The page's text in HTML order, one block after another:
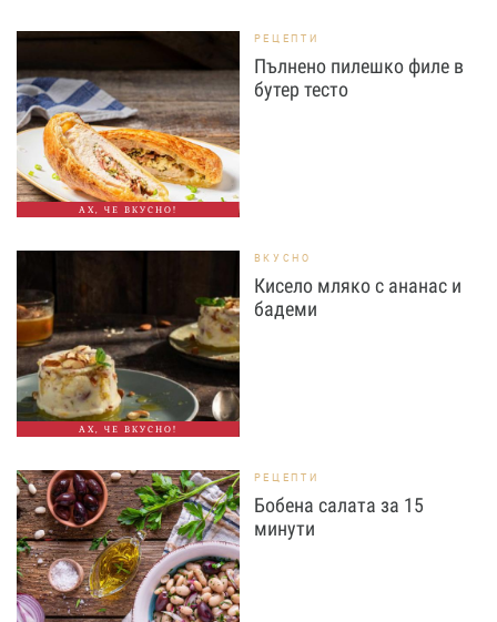
АХ, ЧЕ ВКУСНО!
РЕЦЕПТИ
Пълнено пилешко филе в
бутер тесто
АХ, ЧЕ ВКУСНО!
ВКУСНО
Кисело мляко с ананас и
бадеми
РЕЦЕПТИ
Бобена салата за 15
минути